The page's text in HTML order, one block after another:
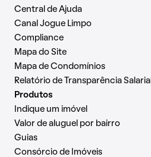
Central de Ajuda
Canal Jogue Limpo
Compliance
Mapa do Site
Mapa de Condomínios
Relatório de Transparência Salarial
Produtos
Indique um imóvel
Valor de aluguel por bairro
Guias
Consórcio de Imóveis